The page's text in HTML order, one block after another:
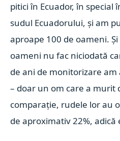
pitici în Ecuador, în
sudul Ecuadorului, și am
aproape 100 de oameni.
oameni nu fac niciodată
de ani de monitorizare
– doar un om care a murit
comparație, rudele lor au
de aproximativ 22%, adică